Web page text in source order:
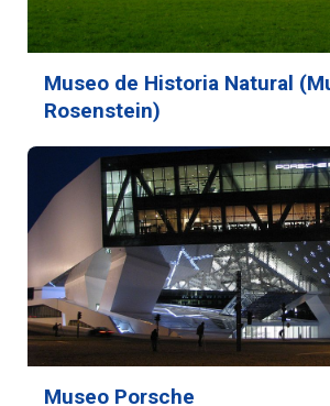
Museo de Historia Natural
Rosenstein)
Museo Porsche